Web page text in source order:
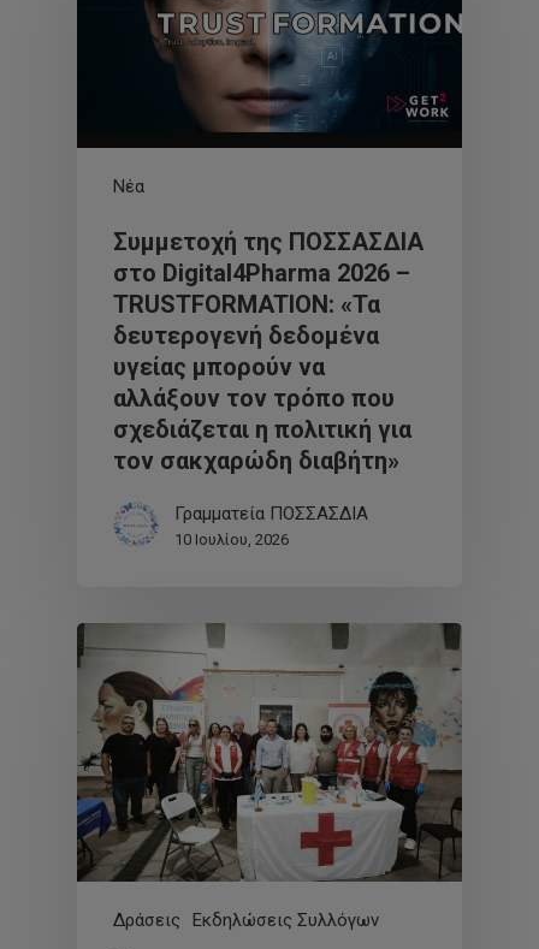
Νέα
Συμμετοχή της ΠΟΣΣΑΣΔΙΑ
στο Digital4Pharma 2026 –
TRUSTFORMATION: «Τα
δευτερογενή δεδομένα
υγείας μπορούν να
αλλάξουν τον τρόπο που
σχεδιάζεται η πολιτική για
τον σακχαρώδη διαβήτη»
Γραμματεία ΠΟΣΣΑΣΔΙΑ
10 Ιουλίου, 2026
Δράσεις
Εκδηλώσεις Συλλόγων